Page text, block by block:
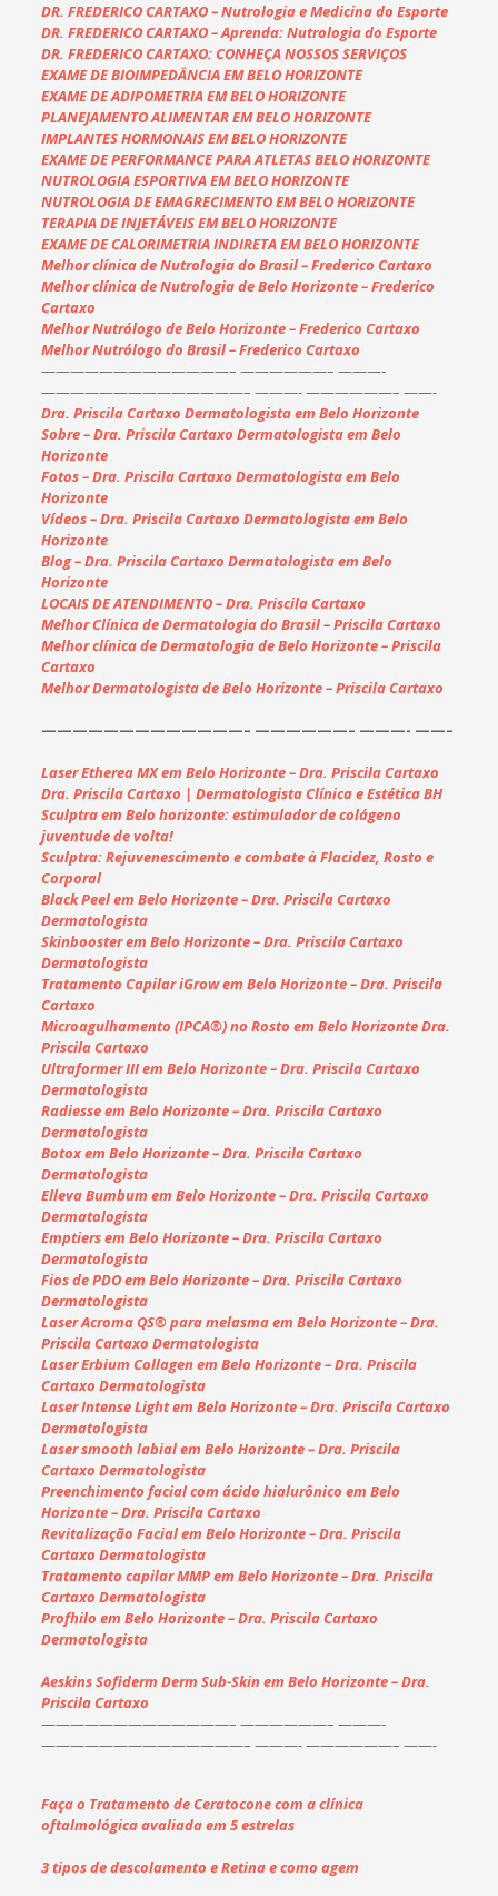
DR. FREDERICO CARTAXO – Nutrologia e Medicina do Esporte
DR. FREDERICO CARTAXO – Aprenda: Nutrologia do Esporte
DR. FREDERICO CARTAXO: CONHEÇA NOSSOS SERVIÇOS
EXAME DE BIOIMPEDÂNCIA EM BELO HORIZONTE
EXAME DE ADIPOMETRIA EM BELO HORIZONTE
PLANEJAMENTO ALIMENTAR EM BELO HORIZONTE
IMPLANTES HORMONAIS EM BELO HORIZONTE
EXAME DE PERFORMANCE PARA ATLETAS BELO HORIZONTE
NUTROLOGIA ESPORTIVA EM BELO HORIZONTE
NUTROLOGIA DE EMAGRECIMENTO EM BELO HORIZONTE
TERAPIA DE INJETÁVEIS EM BELO HORIZONTE
EXAME DE CALORIMETRIA INDIRETA EM BELO HORIZONTE
Melhor clínica de Nutrologia do Brasil – Frederico Cartaxo
Melhor clínica de Nutrologia de Belo Horizonte – Frederico
Cartaxo
Melhor Nutrólogo de Belo Horizonte – Frederico Cartaxo
Melhor Nutrólogo do Brasil – Frederico Cartaxo
—————————————– ——————– ———-
——————————————– ———- ——————– ——-
Dra. Priscila Cartaxo Dermatologista em Belo Horizonte
Sobre – Dra. Priscila Cartaxo Dermatologista em Belo
Horizonte
Fotos – Dra. Priscila Cartaxo Dermatologista em Belo
Horizonte
Vídeos – Dra. Priscila Cartaxo Dermatologista em Belo
Horizonte
Blog – Dra. Priscila Cartaxo Dermatologista em Belo
Horizonte
LOCAIS DE ATENDIMENTO – Dra. Priscila Cartaxo
Melhor Clínica de Dermatologia do Brasil – Priscila Cartaxo
Melhor clínica de Dermatologia de Belo Horizonte – Priscila
Cartaxo
Melhor Dermatologista de Belo Horizonte – Priscila Cartaxo
—————————————– ——————– ———- ——–
Laser Etherea MX em Belo Horizonte – Dra. Priscila Cartaxo
Dra. Priscila Cartaxo | Dermatologista Clínica e Estética BH
Sculptra em Belo horizonte: estimulador de colágeno
juventude de volta!
Sculptra: Rejuvenescimento e combate à Flacidez, Rosto e
Corporal
Black Peel em Belo Horizonte – Dra. Priscila Cartaxo
Dermatologista
Skinbooster em Belo Horizonte – Dra. Priscila Cartaxo
Dermatologista
Tratamento Capilar iGrow em Belo Horizonte – Dra. Priscila
Cartaxo
Microagulhamento (IPCA®) no Rosto em Belo Horizonte Dra.
Priscila Cartaxo
Ultraformer III em Belo Horizonte – Dra. Priscila Cartaxo
Dermatologista
Radiesse em Belo Horizonte – Dra. Priscila Cartaxo
Dermatologista
Botox em Belo Horizonte – Dra. Priscila Cartaxo
Dermatologista
Elleva Bumbum em Belo Horizonte – Dra. Priscila Cartaxo
Dermatologista
Emptiers em Belo Horizonte – Dra. Priscila Cartaxo
Dermatologista
Fios de PDO em Belo Horizonte – Dra. Priscila Cartaxo
Dermatologista
Laser Acroma QS® para melasma em Belo Horizonte – Dra.
Priscila Cartaxo Dermatologista
Laser Erbium Collagen em Belo Horizonte – Dra. Priscila
Cartaxo Dermatologista
Laser Intense Light em Belo Horizonte – Dra. Priscila Cartaxo
Dermatologista
Laser smooth labial em Belo Horizonte – Dra. Priscila
Cartaxo Dermatologista
Preenchimento facial com ácido hialurônico em Belo
Horizonte – Dra. Priscila Cartaxo
Revitalização Facial em Belo Horizonte – Dra. Priscila
Cartaxo Dermatologista
Tratamento capilar MMP em Belo Horizonte – Dra. Priscila
Cartaxo Dermatologista
Profhilo em Belo Horizonte – Dra. Priscila Cartaxo
Dermatologista
Aeskins Sofiderm Derm Sub-Skin em Belo Horizonte – Dra.
Priscila Cartaxo
—————————————– ——————– ———-
——————————————– ———- ——————– ——-
Faça o Tratamento de Ceratocone com a clínica
oftalmológica avaliada em 5 estrelas
3 tipos de descolamento e Retina e como agem